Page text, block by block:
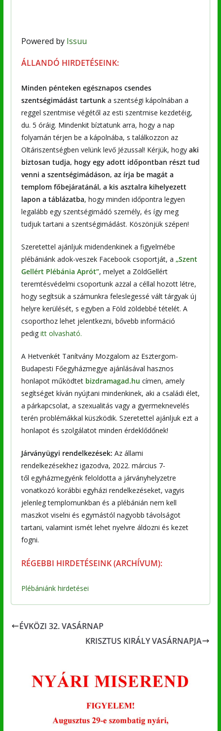
Powered by Issuu
ÁLLANDÓ HIRDETÉSEINK:
Minden pénteken egésznapos csendes
szentségimádást tartunka szentségi kápolnában a
reggel szentmise végétől az esti szentmise kezdetéig,
du. 5 óráig. Mindenkit bíztatunk arra, hogy a nap
folyamán térjen be a kápolnába, s találkozzon az
Oltáriszentségben velünk levő Jézussal! Kérjük, hogy aki
biztosan tudja, hogy egy adott időpontban részt tud
venni a szentségimádáson, az írja be magát a
templom főbejáratánál, a kis asztalra kihelyezett
lapon a táblázatba, hogy minden időpontra legyen
legalább egy szentségimádó személy, és így meg
tudjuk tartani a szentségimádást. Köszönjük szépen!
Szeretettel ajánljuk midendenkinek a figyelmébe
plébániánk adok-veszek Facebook csoportját, a „Szent
Gellért Plébánia Aprót”, melyet a ZöldGellért
teremtésvédelmi csoportunk azzal a céllal hozott létre,
hogy segítsük a számunkra feleslegessé vált tárgyak új
helyre kerülését, s egyben a Föld zöldebbé tételét. A
csoporthoz lehet jelentkezni, bővebb információ
pedig itt olvasható.
A Hetvenkét Tanítvány Mozgalom az Esztergom-
Budapesti Főegyházmegye ajánlásával hasznos
honlapot működtet bizdramagad.hu címen, amely
segítséget kíván nyújtani mindenkinek, aki a családi élet,
a párkapcsolat, a szexualitás vagy a gyermeknevelés
terén problémákkal küszködik. Szeretettel ajánljuk ezt a
honlapot és szolgálatot minden érdeklődőnek!
Járványügyi rendelkezések: Az állami
rendelkezésekhez igazodva, 2022. március 7-
től egyházmegyénk feloldotta a járványhelyzetre
vonatkozó korábbi egyházi rendelkezéseket, vagyis
jelenleg templomunkban és a plébánián nem kell
maszkot viselni és egymástól nagyobb távolságot
tartani, valamint ismét lehet nyelvre áldozni és kezet
fogni.
RÉGEBBI HIRDETÉSEINK (ARCHÍVUM):
Plébániánk hirdetései
ÉVKÖZI 32. VASÁRNAP
KRISZTUS KIRÁLY VASÁRNAPJA